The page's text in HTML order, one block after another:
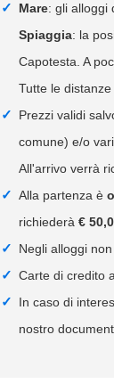
Mare: gli alloggi
Spiaggia: la
Capotesta. A
Tutte le
Prezzi validi
comune) e/o
All'arrivo verrà
Alla partenza è
richiederà €
Negli alloggi
Carte di credito
In caso di
nostro